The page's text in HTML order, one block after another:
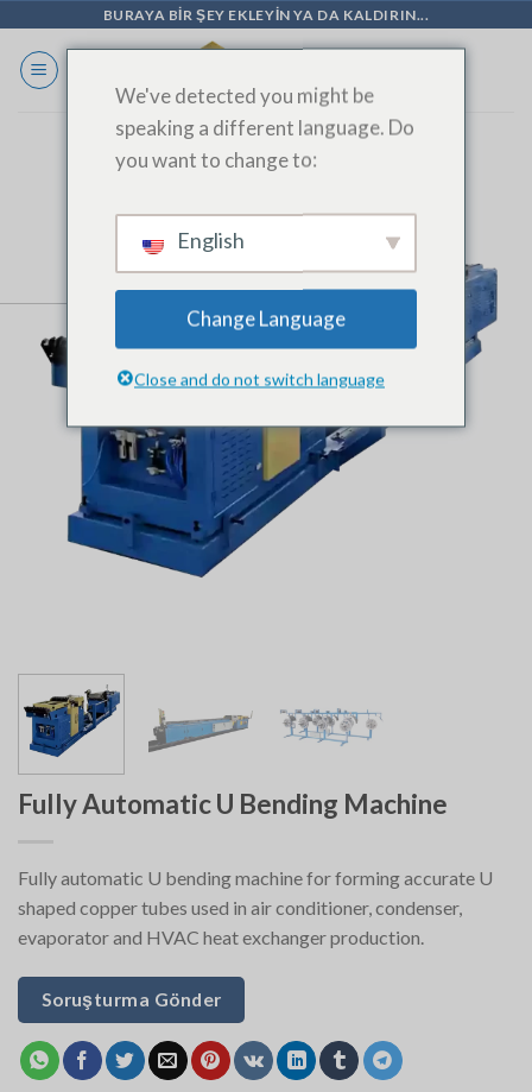
BURAYA BIR ŞEY EKLEYIN YA DA KALDIRIN...
Fully Automatic U Bending Machine
Fully automatic U bending machine for forming accurate U
shaped copper tubes used in air conditioner, condenser,
evaporator and HVAC heat exchanger production.
Soruşturma Gönder
We've detected you might be
speaking a different language. Do
you want to change to:
English
Change Language
Close and do not switch language